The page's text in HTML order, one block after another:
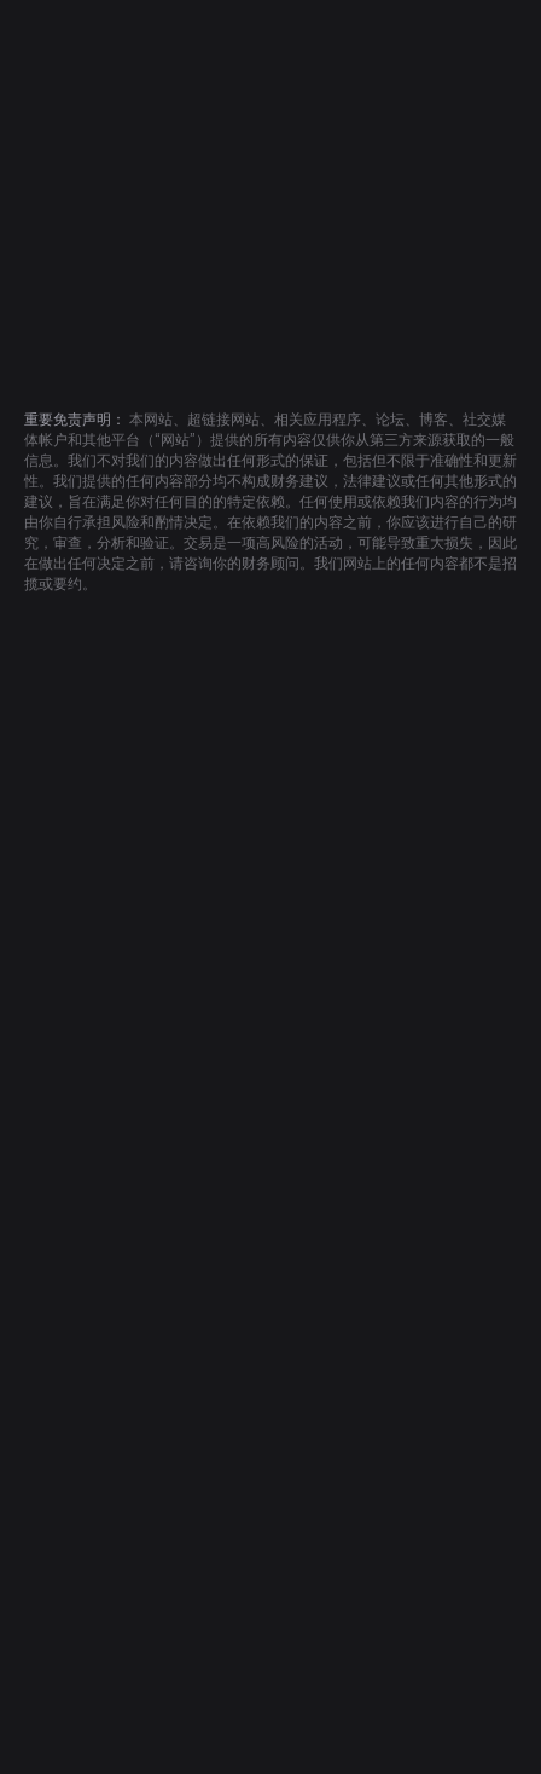
重要免责声明： 本网站、超链接网站、相关应用程序、论坛、博客、社交媒
体帐户和其他平台（“网站”）提供的所有内容仅供你从第三方来源获取的一般
信息。我们不对我们的内容做出任何形式的保证，包括但不限于准确性和更新
性。我们提供的任何内容部分均不构成财务建议，法律建议或任何其他形式的
建议，旨在满足你对任何目的的特定依赖。任何使用或依赖我们内容的行为均
由你自行承担风险和酌情决定。在依赖我们的内容之前，你应该进行自己的研
究，审查，分析和验证。交易是一项高风险的活动，可能导致重大损失，因此
在做出任何决定之前，请咨询你的财务顾问。我们网站上的任何内容都不是招
揽或要约。